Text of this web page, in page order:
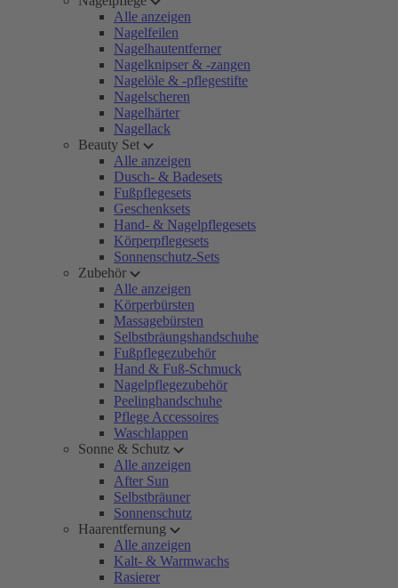
Alle anzeigen
Nagelfeilen
Nagelhautentferner
Nagelknipser & -zangen
Nagelöle & -pflegestifte
Nagelscheren
Nagelhärter
Nagellack
Beauty Set
Alle anzeigen
Dusch- & Badesets
Fußpflegesets
Geschenksets
Hand- & Nagelpflegesets
Körperpflegesets
Sonnenschutz-Sets
Zubehör
Alle anzeigen
Körperbürsten
Massagebürsten
Selbstbräungshandschuhe
Fußpflegezubehör
Hand & Fuß-Schmuck
Nagelpflegezubehör
Peelinghandschuhe
Pflege Accessoires
Waschlappen
Sonne & Schutz
Alle anzeigen
After Sun
Selbstbräuner
Sonnenschutz
Haarentfernung
Alle anzeigen
Kalt- & Warmwachs
Rasierer